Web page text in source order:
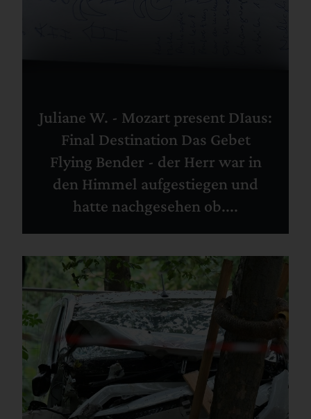
Juliane W. - Mozart present DIaus:
Final Destination Das Gebet
Flying Bender - der Herr war in
den Himmel aufgestiegen und
hatte nachgesehen ob....